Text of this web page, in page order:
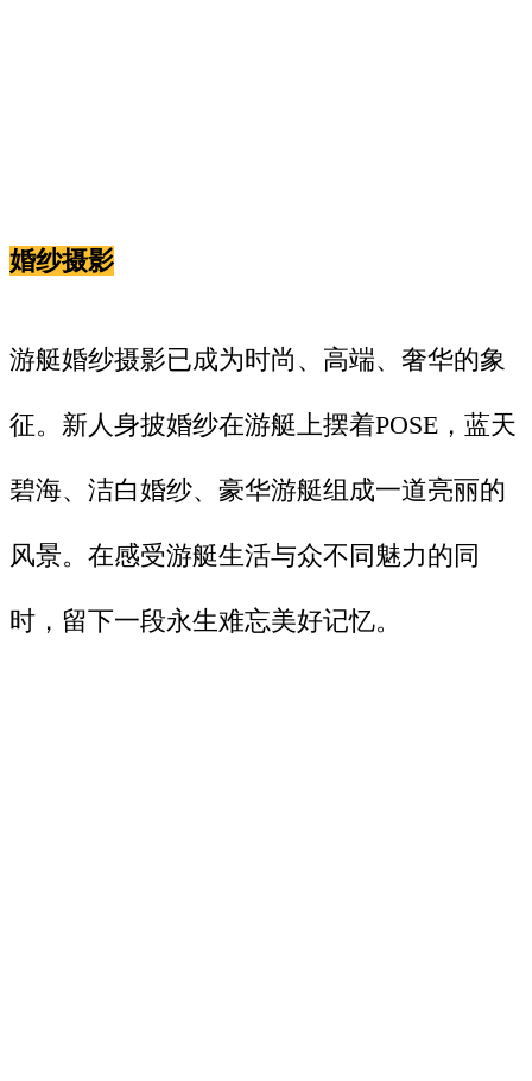
婚纱摄影
游艇婚纱摄影已成为时尚、高端、奢华的象
征。新人身披婚纱在游艇上摆着POSE，蓝天
碧海、洁白婚纱、豪华游艇组成一道亮丽的
风景。在感受游艇生活与众不同魅力的同
时，留下一段永生难忘美好记忆。